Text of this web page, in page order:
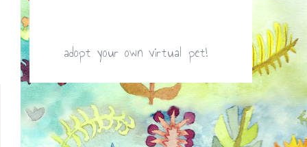
adopt your own virtual pet!